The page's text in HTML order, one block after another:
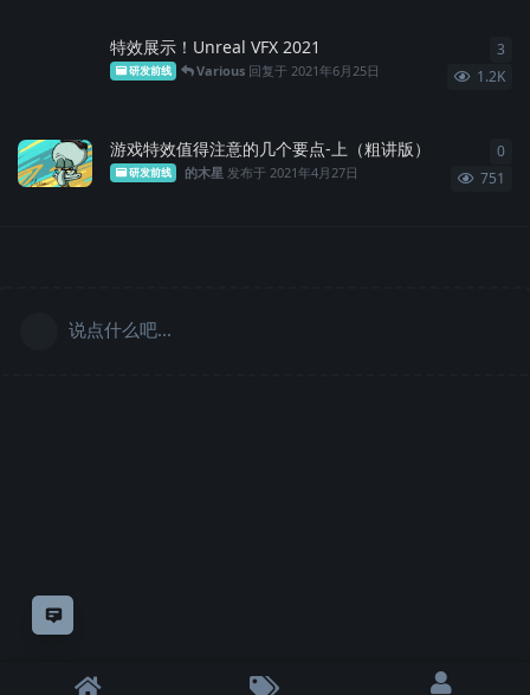
意见反馈
特效展示！Unreal VFX 2021
研发前线 Various 回复于 2021年6月25日 1.2K
3
游戏特效值得注意的几个要点-上（粗讲版）
研发前线 的木星 发布于 2021年4月27日 751
0
说点什么吧...